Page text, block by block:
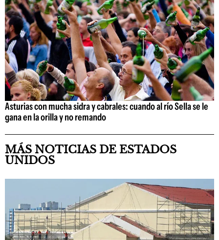
Asturias con mucha sidra y cabrales: cuando al río Sella se le
gana en la orilla y no remando
MÁS NOTICIAS DE ESTADOS
UNIDOS